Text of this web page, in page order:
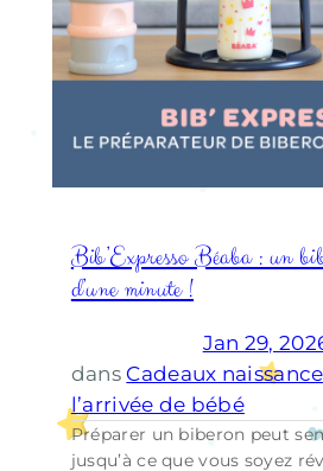
Bib’Expresso Béaba : un
d’une minute !
Jan 29,
dans Cadeaux naissance
l’arrivée de bébé
Préparer un biberon peut
jusqu’à ce que vous soyez